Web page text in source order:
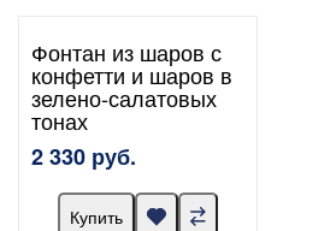
Фонтан из шаров с
конфетти и шаров в
зелено-салатовых
тонах
2 330 руб.
Купить